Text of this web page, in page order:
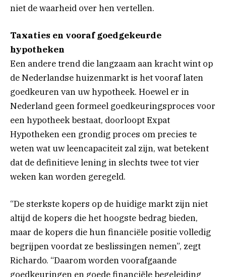
niet de waarheid over hen vertellen.
Taxaties en vooraf goedgekeurde
hypotheken
Een andere trend die langzaam aan kracht wint op
de Nederlandse huizenmarkt is het vooraf laten
goedkeuren van uw hypotheek. Hoewel er in
Nederland geen formeel goedkeuringsproces voor
een hypotheek bestaat, doorloopt Expat
Hypotheken een grondig proces om precies te
weten wat uw leencapaciteit zal zijn, wat betekent
dat de definitieve lening in slechts twee tot vier
weken kan worden geregeld.
“De sterkste kopers op de huidige markt zijn niet
altijd de kopers die het hoogste bedrag bieden,
maar de kopers die hun financiële positie volledig
begrijpen voordat ze beslissingen nemen”, zegt
Richardo. “Daarom worden voorafgaande
goedkeuringen en goede financiële begeleiding